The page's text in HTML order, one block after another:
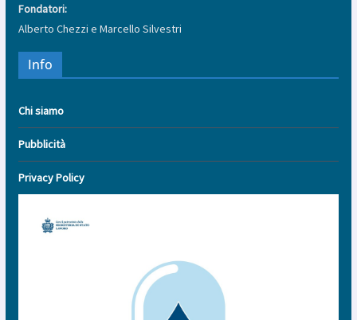
Fondatori:
Alberto Chezzi e Marcello Silvestri
Info
Chi siamo
Pubblicità
Privacy Policy